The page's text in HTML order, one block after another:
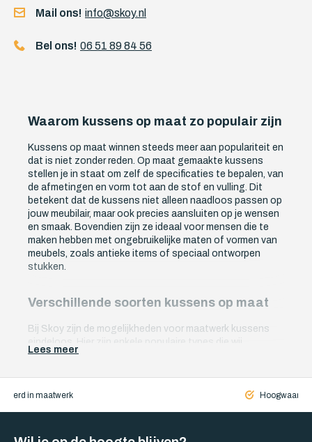
Mail ons! info@skoy.nl
Bel ons! 06 51 89 84 56
Waarom kussens op maat zo populair zijn
Kussens op maat winnen steeds meer aan populariteit en
dat is niet zonder reden. Op maat gemaakte kussens
stellen je in staat om zelf de specificaties te bepalen, van
de afmetingen en vorm tot aan de stof en vulling. Dit
betekent dat de kussens niet alleen naadloos passen op
jouw meubilair, maar ook precies aansluiten op je wensen
en smaak. Bovendien zijn ze ideaal voor mensen die te
maken hebben met ongebruikelijke maten of vormen van
meubels, zoals antieke items of speciaal ontworpen
stukken.
Verschillende soorten kussens op maat
Bij Skoy zijn de mogelijkheden voor maatwerk kussens
aanbieden:
Deze kussens zijn gemaakt
van waterafstotende en uv-bestendige materialen
Lees meer
in maatwerk